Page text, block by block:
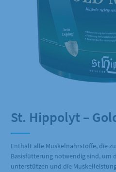
St. Hippolyt –
Enthält alle Muskelnährstoffe, die
Basisfütterung notwendig sind, um
unterstützen und die